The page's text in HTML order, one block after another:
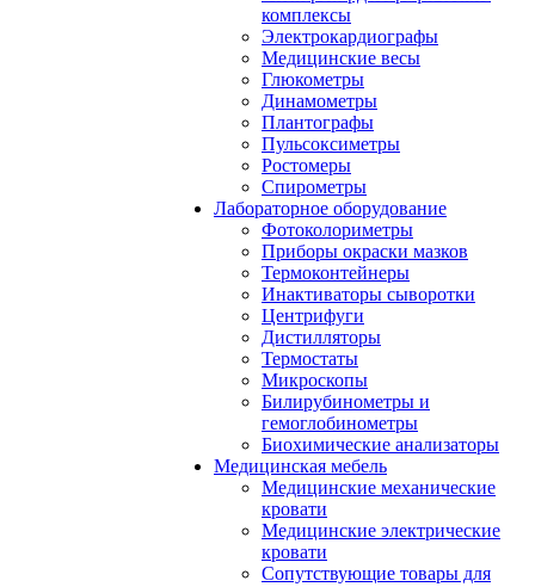
комплексы
Электрокардиографы
Медицинские весы
Глюкометры
Динамометры
Плантографы
Пульсоксиметры
Ростомеры
Спирометры
Лабораторное оборудование
Фотоколориметры
Приборы окраски мазков
Термоконтейнеры
Инактиваторы сыворотки
Центрифуги
Дистилляторы
Термостаты
Микроскопы
Билирубинометры и
гемоглобинометры
Биохимические анализаторы
Медицинская мебель
Медицинские механические
кровати
Медицинские электрические
кровати
Сопутствующие товары для